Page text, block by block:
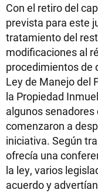
Con el retiro del
prevista para este
tratamiento del
modificaciones al
procedimientos de
Ley de Manejo del
la Propiedad
algunos
comenzaron a
iniciativa. Según
ofrecía una
la ley, varios
acuerdo y